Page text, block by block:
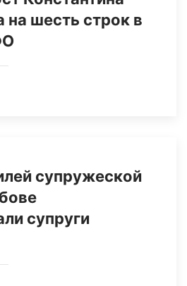
на шесть строк в
супружеской
супруги